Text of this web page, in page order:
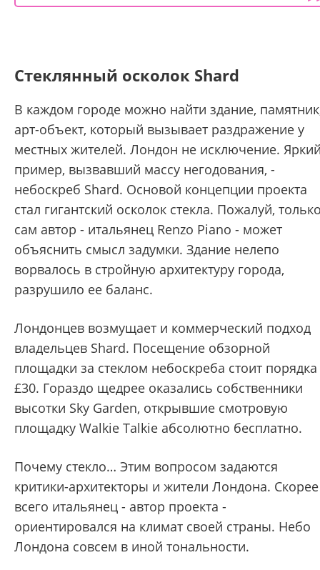
Стеклянный осколок Shard
В каждом городе можно найти здание,
арт-объект, который вызывает раздражение у
местных жителей. Лондон не исключение.
пример, вызвавший массу негодования, -
небоскреб Shard. Основой концепции проекта
стал гигантский осколок стекла. Пожалуй,
сам автор - итальянец Renzo Piano - может
объяснить смысл задумки. Здание нелепо
ворвалось в стройную архитектуру города,
разрушило ее баланс.
Лондонцев возмущает и коммерческий подход
владельцев Shard. Посещение обзорной
площадки за стеклом небоскреба стоит порядка
£30. Гораздо щедрее оказались собственники
высотки Sky Garden, открывшие смотровую
площадку Walkie Talkie абсолютно бесплатно.
Почему стекло… Этим вопросом задаются
критики-архитекторы и жители Лондона. Скорее
всего итальянец - автор проекта -
ориентировался на климат своей страны. Небо
Лондона совсем в иной тональности.